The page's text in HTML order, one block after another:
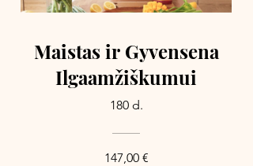
Maistas ir Gyvensena
Ilgaamžiškumui
180 d.
147,00 €